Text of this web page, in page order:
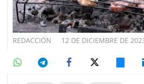
12 DE DICIEMBRE DE
REDACCIÓN